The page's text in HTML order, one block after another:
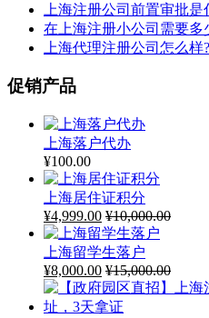
上海注册公司前置审批是
在上海注册小公司需要多
上海代理注册公司怎么样
促销产品
上海落户代办
¥100.00
上海居住证积分
¥4,999.00 ¥10,000.00
上海留学生落户
¥8,000.00 ¥15,000.00